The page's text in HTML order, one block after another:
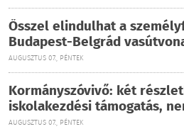
Ősszel elindulhat a
Budapest-Belgrád
AUGUSZTUS 07., PÉNTEK
Kormányszóvivő: két
iskolakezdési támogatás,
AUGUSZTUS 07., PÉNTEK